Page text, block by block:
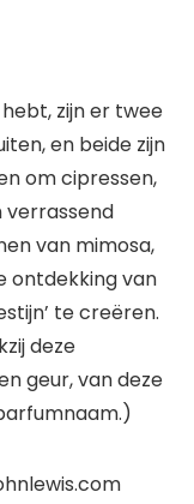
zijn er twee
en beide zijn
om cipressen,
verrassend
van mimosa,
ontdekking van
te creëren.
deze
geur, van deze